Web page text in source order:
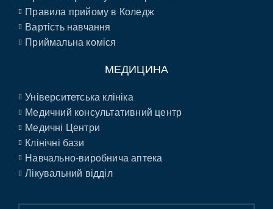
Правила прийому в Коледж
Вартість навчання
Приймальна коміся
МЕДИЦИНА
Університетська клініка
Медичний консультативний центр
Медичні Центри
Клінічні бази
Навчально-виробнича аптека
Лікувальний відділ